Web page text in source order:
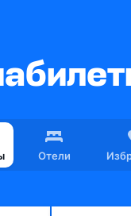
Отели